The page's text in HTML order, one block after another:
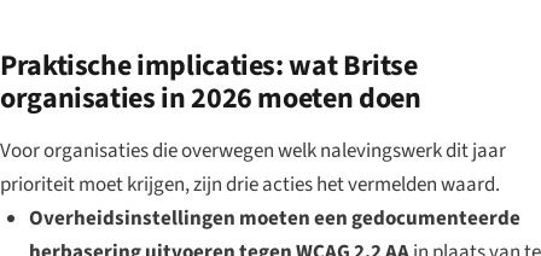
Praktische implicaties: wat Britse
organisaties in 2026 moeten doen
Voor organisaties die overwegen welk nalevingswerk dit jaar
prioriteit moet krijgen, zijn drie acties het vermelden waard.
Overheidsinstellingen moeten een gedocumenteerde